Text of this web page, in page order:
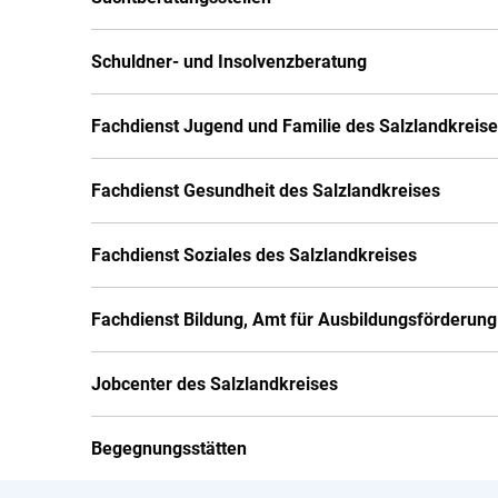
Schuldner- und Insolvenzberatung
Fachdienst Jugend und Familie des
Fachdienst Gesundheit des Salzlandkreises
Fachdienst Soziales des Salzlandkreises
Fachdienst Bildung, Amt für Ausbildungsförderung
Jobcenter des Salzlandkreises
Begegnungsstätten